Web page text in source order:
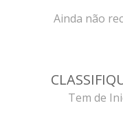
Ainda não
Tem de